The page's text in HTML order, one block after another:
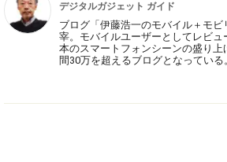
デジタルガジェット ガイド
ブログ「伊藤浩一のモバイル＋モ
宰。モバイルユーザーとしてレビュ
本のスマートフォンシーンの盛り上
間30万を超えるブログとなっている